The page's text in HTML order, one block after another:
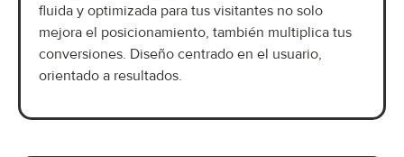
fluida y optimizada para tus visitantes no solo
mejora el posicionamiento, también multiplica tus
conversiones. Diseño centrado en el usuario,
orientado a resultados.